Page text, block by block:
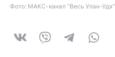
Фото: МАКС-канал "Весь Улан-Удэ"